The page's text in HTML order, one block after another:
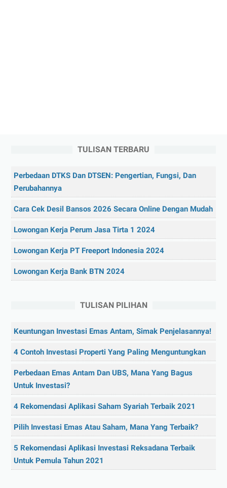
TULISAN TERBARU
Perbedaan DTKS Dan DTSEN: Pengertian, Fungsi, Dan
Perubahannya
Cara Cek Desil Bansos 2026 Secara Online Dengan Mudah
Lowongan Kerja Perum Jasa Tirta 1 2024
Lowongan Kerja PT Freeport Indonesia 2024
Lowongan Kerja Bank BTN 2024
TULISAN PILIHAN
Keuntungan Investasi Emas Antam, Simak Penjelasannya!
4 Contoh Investasi Properti Yang Paling Menguntungkan
Perbedaan Emas Antam Dan UBS, Mana Yang Bagus
Untuk Investasi?
4 Rekomendasi Aplikasi Saham Syariah Terbaik 2021
Pilih Investasi Emas Atau Saham, Mana Yang Terbaik?
5 Rekomendasi Aplikasi Investasi Reksadana Terbaik
Untuk Pemula Tahun 2021